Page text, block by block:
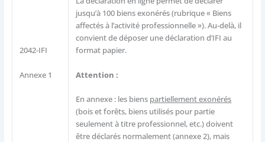
2042-IFI
Annexe 1
jusqu’à 100 biens exonérés (rubrique « Biens
affectés à l’activité professionnelle »). Au-delà, il
convient de déposer une déclaration d’IFI au
format papier.
Attention :
En annexe : les biens partiellement exonérés
(bois et forêts, biens utilisés pour partie
seulement à titre professionnel, etc.) doivent
être déclarés normalement (annexe 2), mais